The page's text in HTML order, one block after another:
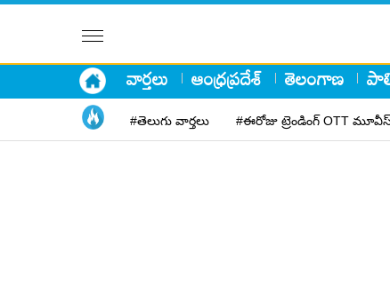
వార్తలు ఆంధ్రప్రదేశ్ తెలంగాణ
#తెలుగు వార్తలు #ఈరోజు ట్రెండింగ్ OTT